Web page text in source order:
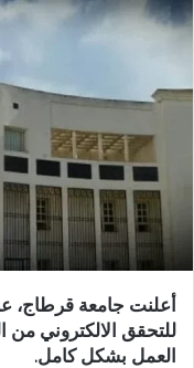
أعلنت جامعة قرطاج،
للتحقق الالكتروني من
العمل بشكل كامل.